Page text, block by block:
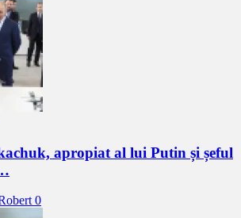
apropiat al lui Putin și șeful
0